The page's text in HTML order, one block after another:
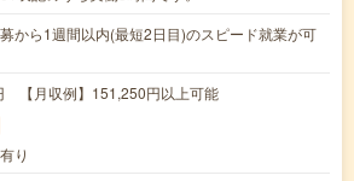
から1週間以内(最短2日目)のスピード就業が可
【月収例】151,250円以上可能
り